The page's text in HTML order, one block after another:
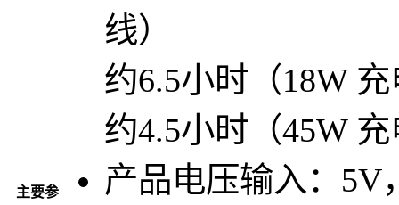
主要参
线）
约6.5小时（18W
约4.5小时（45W
产品电压输入：5V